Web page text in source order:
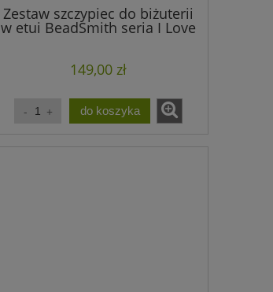
Zestaw szczypiec do biżuterii
w etui BeadSmith seria I Love
149,00 zł
do koszyka